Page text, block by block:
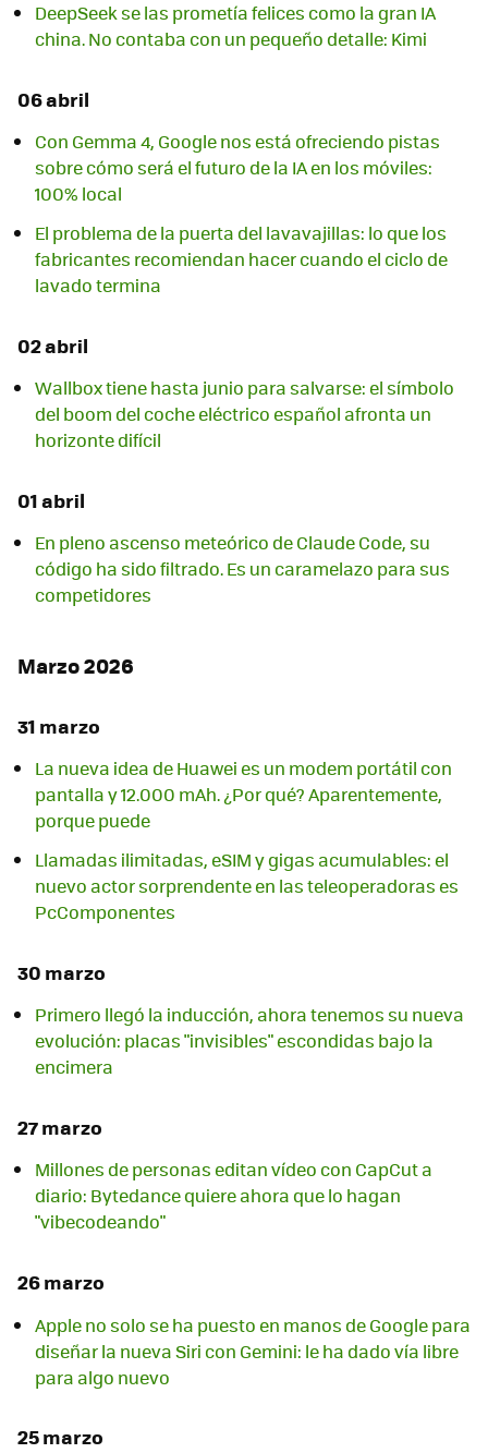
DeepSeek se las prometía felices como la gran IA
china. No contaba con un pequeño detalle: Kimi
06 abril
Con Gemma 4, Google nos está ofreciendo pistas
sobre cómo será el futuro de la IA en los móviles:
100% local
El problema de la puerta del lavavajillas: lo que los
fabricantes recomiendan hacer cuando el ciclo de
lavado termina
02 abril
Wallbox tiene hasta junio para salvarse: el símbolo
del boom del coche eléctrico español afronta un
horizonte difícil
01 abril
En pleno ascenso meteórico de Claude Code, su
código ha sido filtrado. Es un caramelazo para sus
competidores
Marzo 2026
31 marzo
La nueva idea de Huawei es un modem portátil con
pantalla y 12.000 mAh. ¿Por qué? Aparentemente,
porque puede
Llamadas ilimitadas, eSIM y gigas acumulables: el
nuevo actor sorprendente en las teleoperadoras es
PcComponentes
30 marzo
Primero llegó la inducción, ahora tenemos su nueva
evolución: placas "invisibles" escondidas bajo la
encimera
27 marzo
Millones de personas editan vídeo con CapCut a
diario: Bytedance quiere ahora que lo hagan
"vibecodeando"
26 marzo
Apple no solo se ha puesto en manos de Google para
diseñar la nueva Siri con Gemini: le ha dado vía libre
para algo nuevo
25 marzo